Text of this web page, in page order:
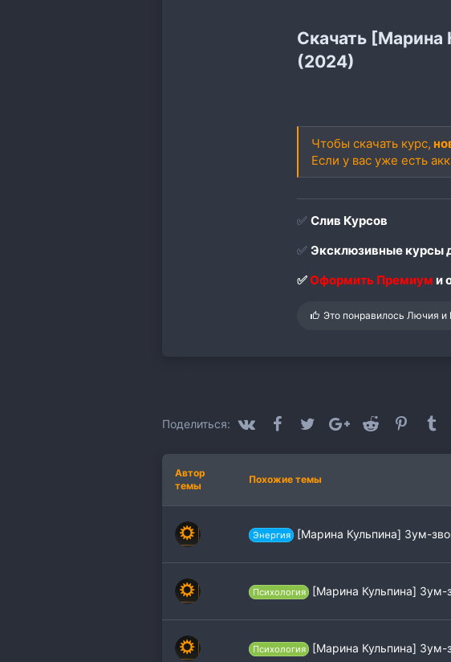
Скачать [Марина
(2024)
Чтобы скачать курс,
Если у вас уже есть
✅ Слив Курсов
✅ Эксклюзивные курсы
✅Оформить Премиум и
С
Это понравилось Лючия и
Поделиться: VK FacebookTwitterGoogle+Reddit Pinterest
Автор
темы
Похожие темы
Энергия [Марина Кульпина] Зум-
Психология [Марина Кульпина] Зум-
Психология [Марина Кульпина] Зум-